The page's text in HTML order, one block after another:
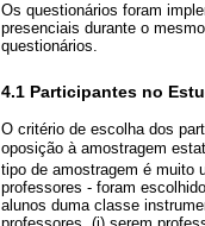
Os questionários foram
presenciais durante o
questionários.
4.1 Participantes no
O critério de escolha dos
oposição à amostragem
tipo de amostragem é muito
professores - foram
alunos duma classe